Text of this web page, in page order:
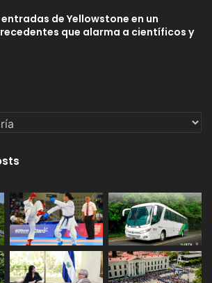
de Yellowstone en un
que alarma a científicos y